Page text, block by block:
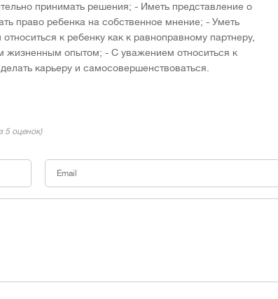
принимать решения; - Иметь представление о
право ребенка на собственное мнение; - Уметь
к ребенку как к равноправному партнеру,
жизненным опытом; - С уважением относиться к
карьеру и самосовершенствоваться.
5 оценок)